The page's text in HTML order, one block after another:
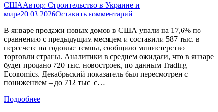
СШААвтор: Строительство в Украине и
мире20.03.2026Оставить комментарий
В январе продажи новых домов в США упали на 17,6% по
сравнению с предыдущим месяцем и составили 587 тыс. в
пересчете на годовые темпы, сообщило министерство
торговли страны. Аналитики в среднем ожидали, что в январе
будет продано 720 тыс. новостроек, по данным Trading
Economics. Декабрьский показатель был пересмотрен с
понижением – до 712 тыс. с…
Подробнее